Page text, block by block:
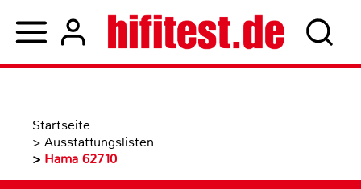
Startseite
> Ausstattungslisten
> Hama 62710